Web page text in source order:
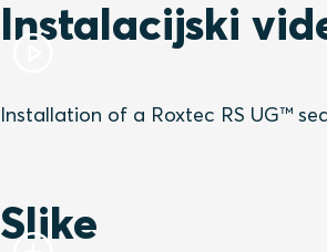
Instalacijski
Installation of a Roxtec RS UG™
Slike